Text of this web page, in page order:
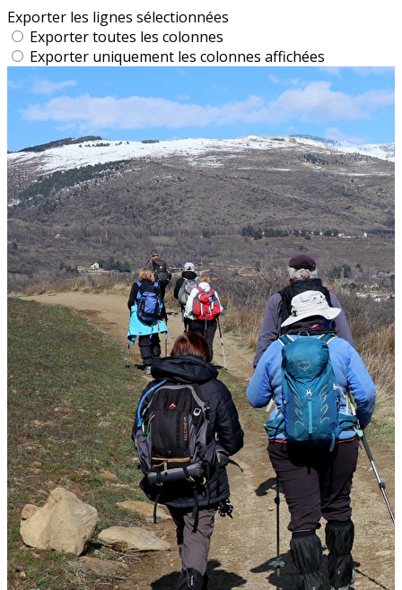
Exporter les lignes sélectionnées
Exporter toutes les colonnes
Exporter uniquement les colonnes affichées